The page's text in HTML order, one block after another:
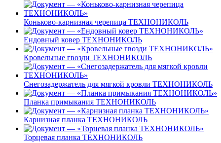
Коньково-карнизная черепица ТЕХНОНИКОЛЬ
Ендовный ковер ТЕХНОНИКОЛЬ
Кровельные гвозди ТЕХНОНИКОЛЬ
Снегозадержатель для мягкой кровли ТЕХНОНИКОЛЬ
Планка примыкания ТЕХНОНИКОЛЬ
Карнизная планка ТЕХНОНИКОЛЬ
Торцевая планка ТЕХНОНИКОЛЬ